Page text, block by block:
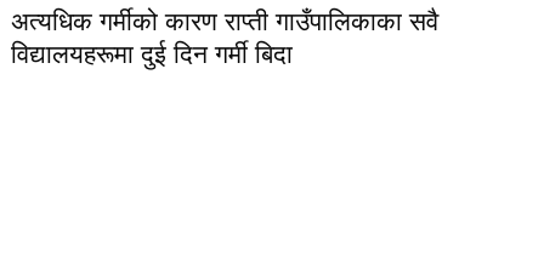
अत्यधिक गर्मीको कारण राप्ती गाउँपालिकाका सवै
विद्यालयहरूमा दुई दिन गर्मी बिदा